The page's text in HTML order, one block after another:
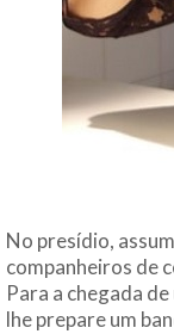
No presídio,
companheiros de
Para a chegada
lhe prepare um